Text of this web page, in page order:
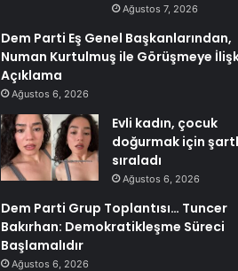
Ağustos 7, 2026
Dem Parti Eş Genel Başkanlarından,
Numan Kurtulmuş ile Görüşmeye
Açıklama
Ağustos 6, 2026
Evli kadın, çocuk
doğurmak için
sıraladı
Ağustos 6, 2026
Dem Parti Grup Toplantısı… Tuncer
Bakırhan: Demokratikleşme Süreci
Başlamalıdır
Ağustos 6, 2026